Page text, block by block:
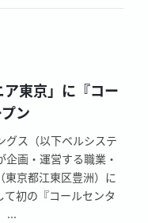
東京」に『コー
ン
グス（以下ベルシステ
企画・運営する職業・
京都江東区豊洲）に
初の『コールセンタ
...